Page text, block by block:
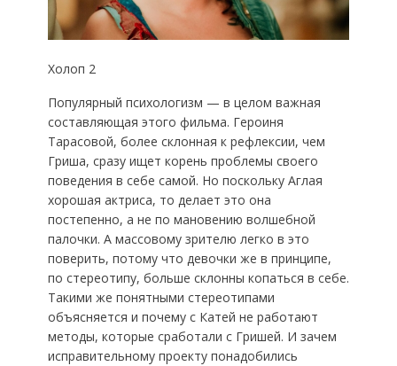
Холоп 2
Популярный психологизм — в целом важная
составляющая этого фильма. Героиня
Тарасовой, более склонная к рефлексии, чем
Гриша, сразу ищет корень проблемы своего
поведения в себе самой. Но поскольку Аглая
хорошая актриса, то делает это она
постепенно, а не по мановению волшебной
палочки. А массовому зрителю легко в это
поверить, потому что девочки же в принципе,
по стереотипу, больше склонны копаться в себе.
Такими же понятными стереотипами
объясняется и почему с Катей не работают
методы, которые сработали с Гришей. И зачем
исправительному проекту понадобились